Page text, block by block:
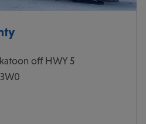
off HWY 5